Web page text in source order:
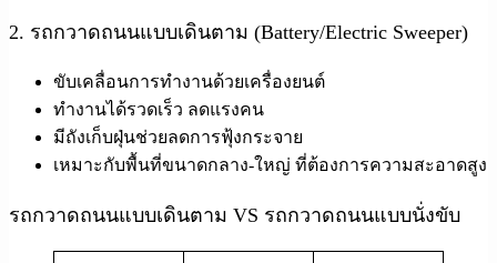
2. รถกวาดถนนแบบเดินตาม (Battery/Electric Sweeper)
ขับเคลื่อนการทำงานด้วยเครื่องยนต์
ทำงานได้รวดเร็ว ลดแรงคน
มีถังเก็บฝุ่นช่วยลดการฟุ้งกระจาย
เหมาะกับพื้นที่ขนาดกลาง-ใหญ่ ที่ต้องการความสะอาดสูง
รถกวาดถนนแบบเดินตาม VS รถกวาดถนนแบบนั่งขับ